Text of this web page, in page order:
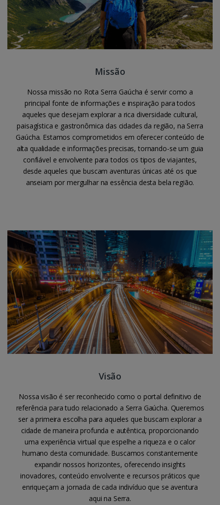
Missão
Nossa missão no Rota Serra Gaúcha é servir como a
principal fonte de informações e inspiração para todos
aqueles que desejam explorar a rica diversidade cultural,
paisagística e gastronômica das cidades da região, na Serra
Gaúcha. Estamos comprometidos em oferecer conteúdo de
alta qualidade e informações precisas, tornando-se um guia
confiável e envolvente para todos os tipos de viajantes,
desde aqueles que buscam aventuras únicas até os que
anseiam por mergulhar na essência desta bela região.
Visão
Nossa visão é ser reconhecido como o portal definitivo de
referência para tudo relacionado a Serra Gaúcha. Queremos
ser a primeira escolha para aqueles que buscam explorar a
cidade de maneira profunda e autêntica, proporcionando
uma experiência virtual que espelhe a riqueza e o calor
humano desta comunidade. Buscamos constantemente
expandir nossos horizontes, oferecendo insights
inovadores, conteúdo envolvente e recursos práticos que
enriqueçam a jornada de cada indivíduo que se aventura
aqui na Serra.